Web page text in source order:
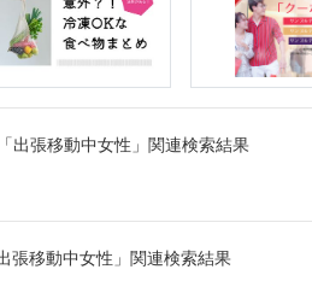
出張移動中女性」関連検索結果
張移動中女性」関連検索結果